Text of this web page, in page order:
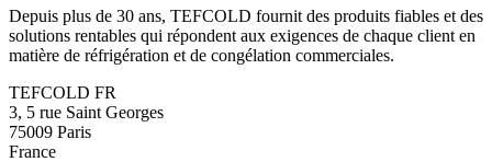
Depuis plus de 30 ans, TEFCOLD fournit des produits fiables et des
solutions rentables qui répondent aux exigences de chaque client en
matière de réfrigération et de congélation commerciales.
TEFCOLD FR
3, 5 rue Saint Georges
75009 Paris
France